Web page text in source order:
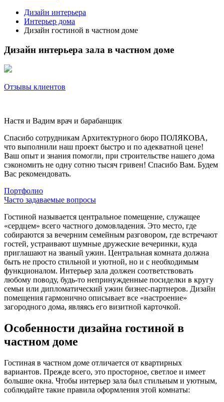
Дизайн интерьера
Интерьер дома
Дизайн гостиной в частном доме
Дизайн интерьера зала в частном доме
Отзывы клиентов
Настя и Вадим врач и барабанщик
Спасибо сотрудникам Архитектурного бюро ПОЛЯКОВА,
что выполнили наш проект быстро и по адекватной цене!
Ваш опыт и знания помогли, при строительстве нашего дома
сэкономить не одну сотню тысяч гривен! Спасибо Вам. Будем
Вас рекомендовать.
Портфолио
Часто задаваемые вопросы
Гостиной называется центральное помещение, служащее
«сердцем» всего частного домовладения. Это место, где
собираются за вечерним семейным разговором, где встречают
гостей, устраивают шумные дружеские вечеринки, куда
приглашают на званый ужин. Центральная комната должна
быть не просто стильной и уютной, но и с необходимым
функционалом. Интерьер зала должен соответствовать
любому поводу, будь-то непринужденные посиделки в кругу
семьи или дипломатический ужин бизнес-партнеров. Дизайн
помещения гармонично описывает все «настроение»
загородного дома, являясь его визитной карточкой.
Особенности дизайна гостиной в
частном доме
Гостиная в частном доме отличается от квартирных
вариантов. Прежде всего, это просторное, светлое и имеет
большие окна. Чтобы интерьер зала был стильным и уютным,
соблюдайте такие правила оформления этой комнаты: